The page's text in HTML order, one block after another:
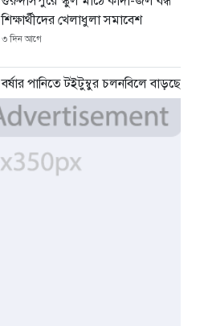
শিক্ষার্থীদের খেলাধুলা সমাবেশ
৩ দিন আগে
বর্ষার পানিতে টইটুম্বুর চলনবিলে বাড়ছে
ডিঙি নৌকার চাহিদা
৫ দিন আগে
সিন্ডিকেটের কবজায় পাটের বাজার,